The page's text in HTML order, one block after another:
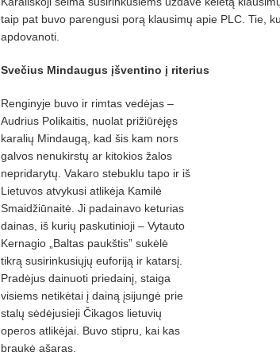
taip pat buvo parengusi porą klausimų apie PLC. Tie,
apdovanoti.
Svečius Mindaugus įšventino į riterius
Renginyje buvo ir rimtas vedėjas –
Audrius Polikaitis, nuolat prižiūrėjęs
karalių Mindaugą, kad šis kam nors
galvos nenukirstų ar kitokios žalos
nepridarytų. Vakaro stebuklu tapo ir iš
Lietuvos atvykusi atlikėja Kamilė
Smaidžiūnaitė. Ji padainavo keturias
dainas, iš kurių paskutinioji – Vytauto
Kerna­gio „Baltas paukštis” sukėlė
tikrą susirin­kusiųjų euforiją ir katarsį.
Pradėjus dainuoti priedainį, staiga
visiems netikėtai į dainą įsijungė prie
stalų sėdėjusieji Čikagos lietuvių
operos atlikėjai. Buvo stipru, kai kas
braukė ašaras.